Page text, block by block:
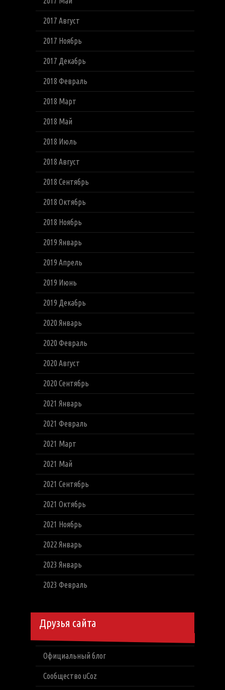
2017 Август
2017 Ноябрь
2017 Декабрь
2018 Февраль
2018 Март
2018 Май
2018 Июль
2018 Август
2018 Сентябрь
2018 Октябрь
2018 Ноябрь
2019 Январь
2019 Апрель
2019 Июнь
2019 Декабрь
2020 Январь
2020 Февраль
2020 Август
2020 Сентябрь
2021 Январь
2021 Февраль
2021 Март
2021 Май
2021 Сентябрь
2021 Октябрь
2021 Ноябрь
2022 Январь
2023 Январь
2023 Февраль
Друзья сайта
Официальный блог
Сообщество uCoz